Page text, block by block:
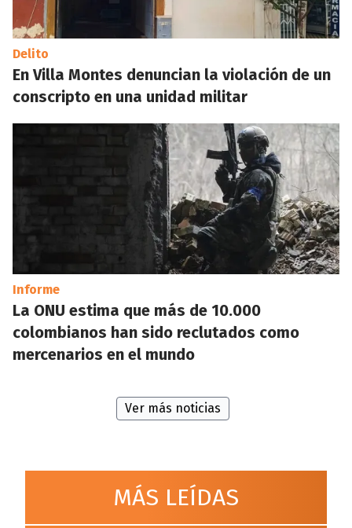
Delito
En Villa Montes denuncian la violación de un
conscripto en una unidad militar
Informe
La ONU estima que más de 10.000
colombianos han sido reclutados como
mercenarios en el mundo
Ver más noticias
MÁS LEÍDAS